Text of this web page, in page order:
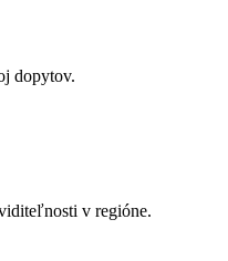
dopytov.
v regióne.